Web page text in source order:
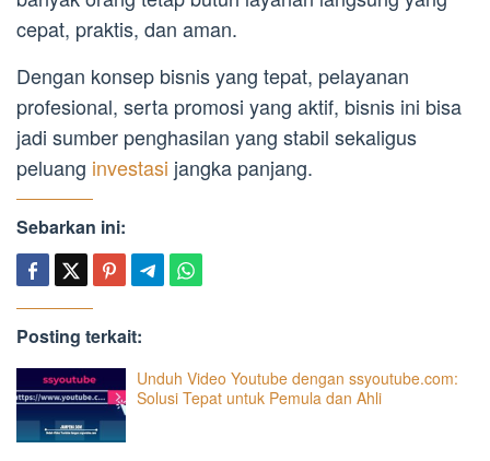
cepat, praktis, dan aman.
Dengan konsep bisnis yang tepat, pelayanan
profesional, serta promosi yang aktif, bisnis ini bisa
jadi sumber penghasilan yang stabil sekaligus
peluang investasi jangka panjang.
Sebarkan ini:
Posting terkait:
Unduh Video Youtube dengan ssyoutube.com:
Solusi Tepat untuk Pemula dan Ahli